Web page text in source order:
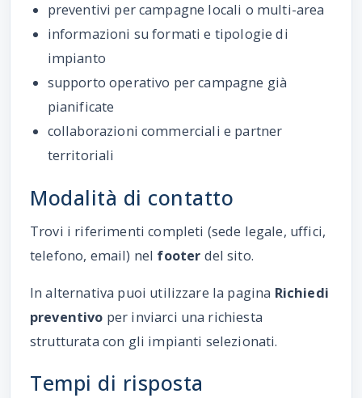
preventivi per campagne locali o multi-area
informazioni su formati e tipologie di
impianto
supporto operativo per campagne già
pianificate
collaborazioni commerciali e partner
territoriali
Modalità di contatto
Trovi i riferimenti completi (sede legale, uffici,
telefono, email) nel footer del sito.
In alternativa puoi utilizzare la pagina Richiedi
preventivo per inviarci una richiesta
strutturata con gli impianti selezionati.
Tempi di risposta